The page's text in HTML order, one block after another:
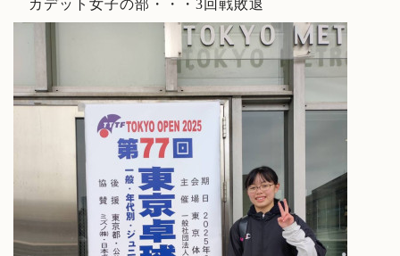
カデット女子の部・・・3回戦敗退